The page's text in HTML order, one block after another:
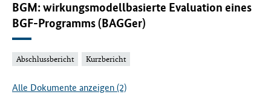
BGM: wirkungsmodellbasierte Evaluation eines
BGF-Programms (BAGGer)
Abschlussbericht Kurzbericht
Alle Dokumente anzeigen (2)